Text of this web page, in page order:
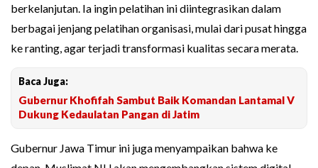
berkelanjutan. Ia ingin pelatihan ini diintegrasikan dalam
berbagai jenjang pelatihan organisasi, mulai dari pusat hingga
ke ranting, agar terjadi transformasi kualitas secara merata.
Baca Juga:
Gubernur Khofifah Sambut Baik Komandan Lantamal V
Dukung Kedaulatan Pangan di Jatim
Gubernur Jawa Timur ini juga menyampaikan bahwa ke